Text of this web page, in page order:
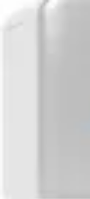
Astuces du Quotidien